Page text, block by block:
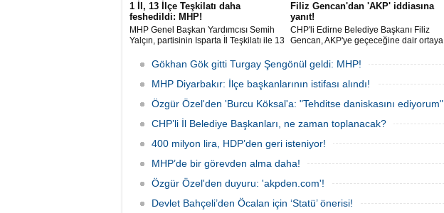
1 İl, 13 İlçe Teşkilatı daha
feshedildi: MHP!
MHP Genel Başkan Yardımcısı Semih
Yalçın, partisinin Isparta İl Teşkilatı ile 13
Isparta İl Başkanlığı görevine Osman
Gülay'ın atandığını açıkladı.
Filiz Gencan'dan 'AKP' iddiasına
yanıt!
CHP'li Edirne Belediye Başkanı Filiz
Gencan, AKP'ye geçeceğine dair ortaya
adım atmıyoruz" ifadeleriyle yanıt verdi.
Gökhan Gök gitti Turgay Şengönül geldi: MHP!
MHP Diyarbakır: İlçe başkanlarının istifası alındı!
Özgür Özel'den 'Burcu Köksal'a: "Tehditse daniskasını ediyorum"
CHP’li İl Belediye Başkanları, ne zaman toplanacak?
400 milyon lira, HDP’den geri isteniyor!
MHP’de bir görevden alma daha!
Özgür Özel'den duyuru: 'akpden.com'!
Devlet Bahçeli’den Öcalan için ‘Statü’ önerisi!